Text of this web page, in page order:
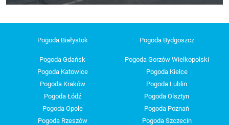
Pogoda Białystok Pogoda Bydgoszcz
Pogoda Gdańsk
Pogoda Gorzów Wielkopolski
Pogoda Katowice
Pogoda Kielce
Pogoda Kraków
Pogoda Lublin
Pogoda Łódź
Pogoda Olsztyn
Pogoda Opole
Pogoda Poznań
Pogoda Rzeszów
Pogoda Szczecin